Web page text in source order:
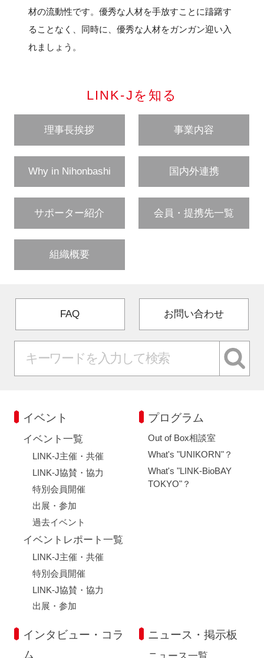
閉じる
材の流動性です。優秀な人材を手放すことに躊躇す
ることなく、同時に、優秀な人材をガンガン迎い入
れましょう。
LINK-Jを知る
理事長挨拶 事業内容
Why in Nihonbashi 国内外連携
サポーター紹介 会員・提携先一覧
組織概要
FAQ お問い合わせ
イベント
イベント一覧
LINK-J主催・共催
LINK-J協賛・協力
特別会員開催
出展・参加
過去イベント
イベントレポート一覧
LINK-J主催・共催
特別会員開催
LINK-J協賛・協力
出展・参加
プログラム
Out of Box相談室
What's "UNIKORN"？
What's "LINK-BioBAY
TOKYO"？
インタビュー・コラ
ム
ニュース・掲示板